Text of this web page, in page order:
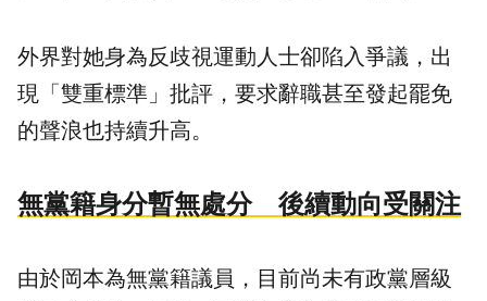
外界對她身為反歧視運動人士卻陷入爭議，出
現「雙重標準」批評，要求辭職甚至發起罷免
的聲浪也持續升高。
無黨籍身分暫無處分 後續動向受關注
由於岡本為無黨籍議員，目前尚未有政黨層級